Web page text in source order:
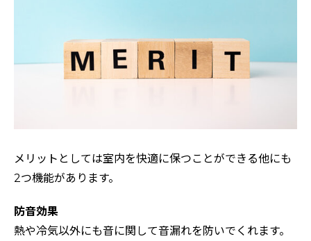
メリットとしては室内を快適に保つことができる他にも
2つ機能があります。
防音効果
熱や冷気以外にも音に関して音漏れを防いでくれます。